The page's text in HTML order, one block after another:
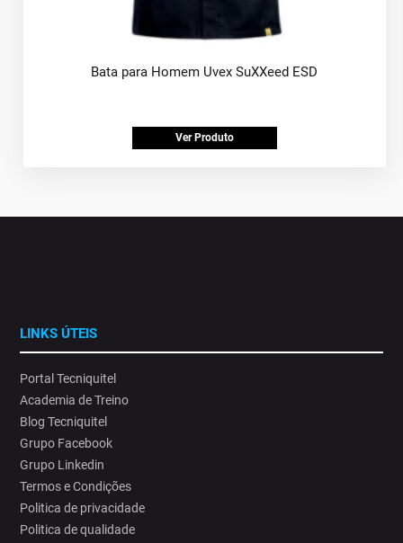
Bata para Homem Uvex SuXXeed ESD
Ver Produto
LINKS ÚTEIS
Portal Tecniquitel
Academia de Treino
Blog Tecniquitel
Grupo Facebook
Grupo Linkedin
Termos e Condições
Politica de privacidade
Politica de qualidade